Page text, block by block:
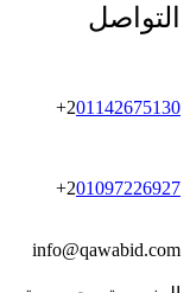
التواصل
201142675130
+
201097226927
+
info@qawabid.com